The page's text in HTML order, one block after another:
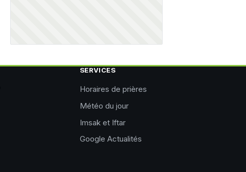
SERVICES
Horaires de prières
Météo du jour
Imsak et Iftar
Google Actualités